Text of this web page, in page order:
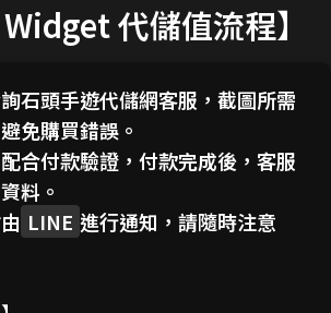
代儲值流程】
石頭手遊代儲網客服，截圖所需
免購買錯誤。
合付款驗證，付款完成後，客服
料。
LINE 進行通知，請隨時注意